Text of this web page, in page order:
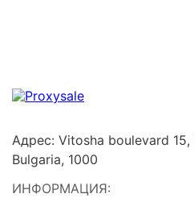
Адрес: Vitosha boulevard
Bulgaria, 1000
ИНФОРМАЦИЯ: